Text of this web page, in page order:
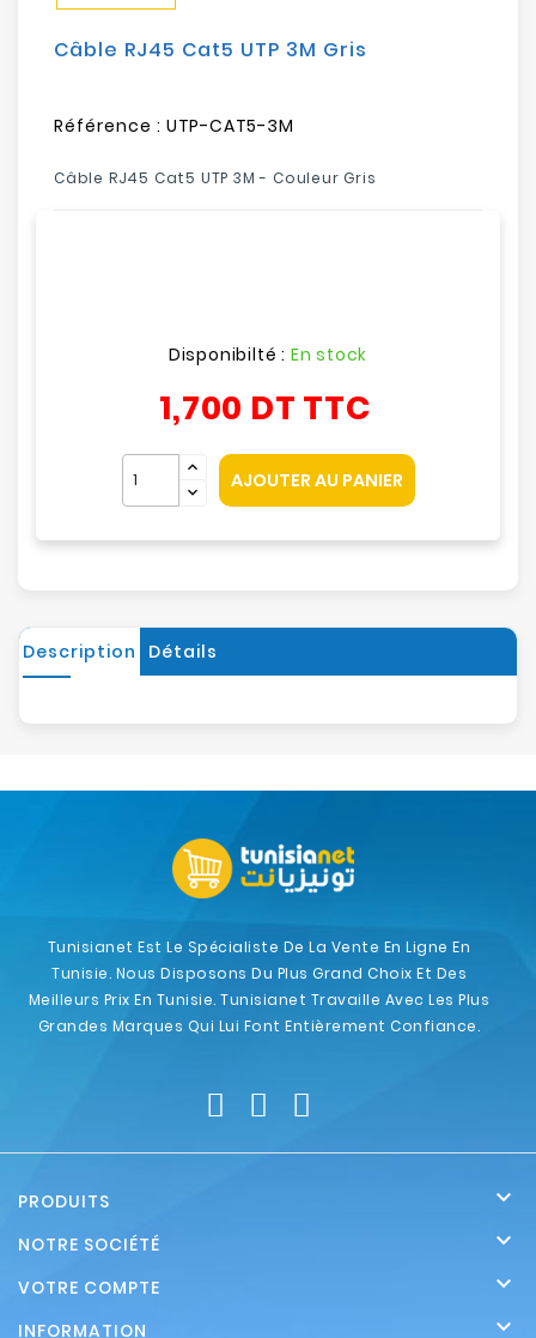
Loisirs
Câble RJ45 Cat5 UTP 3M Gris
Référence : UTP-CAT5-3M
Câble RJ45 Cat5 UTP 3M - Couleur Gris
Disponibilté : En stock
1,700 DT TTC
AJOUTER AU PANIER
Description Détails
Tunisianet Est Le Spécialiste De La Vente En Ligne En
Tunisie. Nous Disposons Du Plus Grand Choix Et Des
Meilleurs Prix En Tunisie. Tunisianet Travaille Avec Les Plus
Grandes Marques Qui Lui Font Entièrement Confiance.
PRODUITS 
NOTRE SOCIÉTÉ 
VOTRE COMPTE 
INFORMATION 